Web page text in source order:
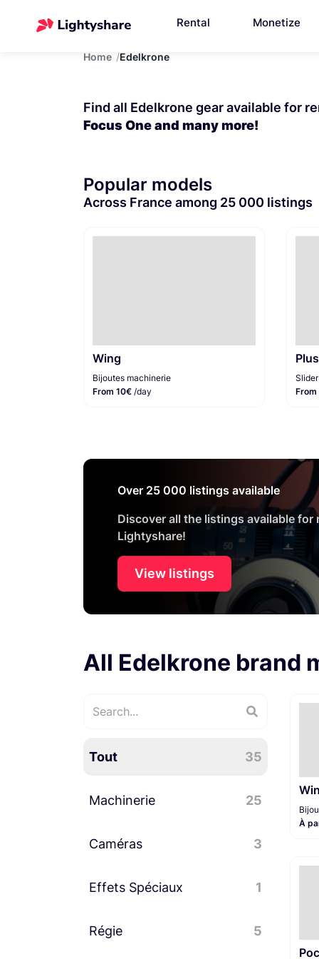
Rental Monetize
Home Edelkrone
Find all Edelkrone gear available for
Focus One and many more!
Popular models
Across France among 25 000 listings
Wing
Bijoutes machinerie
From 10€ /day
Slider
From
Over 25 000 listings available
Discover all the listings available for
Lightyshare!
View listings
All Edelkrone brand
Tout 35
Machinerie 25
Slider 18
Travelling 2
Grues 1
Caméras 3
Accessoires caméra 3
Effets Spéciaux 1
Divers effets spéciaux 1
Régie 5
À